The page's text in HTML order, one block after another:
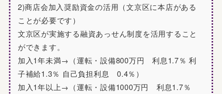
2)商店会加入奨励資金の活用（文京区に本店がある
ことが必要です）
文京区が実施する融資あっせん制度を活用すること
ができます。
加入1年未満→（運転・設備800万円 利息1.7％ 利
子補給1.3％ 自己負担利息 0.4％）
加入1年以上→（運転・設備1000万円 利息1.7％